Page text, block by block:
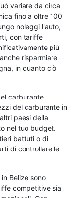
variare da circa
fino a oltre 100
noleggi l'auto,
con tariffe
più
risparmiare
in quanto ciò
carburante
del carburante in
paesi della
nel tuo budget.
battuti o di
di controllare le
Belize sono
competitive sia